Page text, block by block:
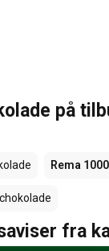
på
Rema 1000
fra